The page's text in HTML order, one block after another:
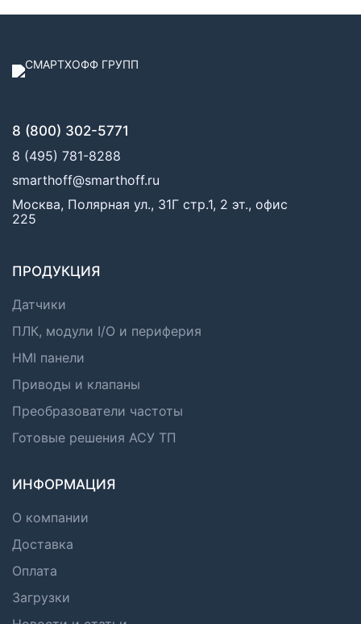
8 (800) 302-5771
8 (495) 781-8288
smarthoff@smarthoff.ru
Москва, Полярная ул., 31Г стр.1, 2 эт., офис
225
ПРОДУКЦИЯ
Датчики
ПЛК, модули I/O и периферия
HMI панели
Приводы и клапаны
Преобразователи частоты
Готовые решения АСУ ТП
ИНФОРМАЦИЯ
О компании
Доставка
Оплата
Загрузки